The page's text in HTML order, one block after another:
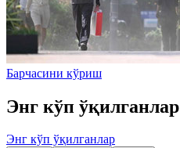
Барчасини кўриш
Энг кўп ўқилганлар
Энг кўп ўқилганлар